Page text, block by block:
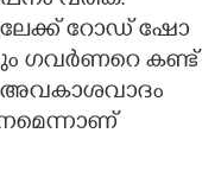
റോഡ് ഷോ
ഗവര്‍ണറെ കണ്ട്
അവകാശവാദം